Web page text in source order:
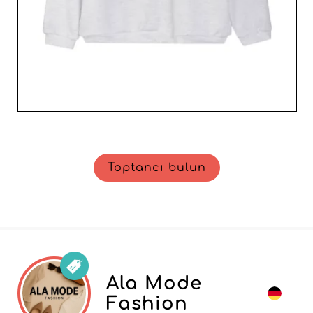
Toptancı bulun
Ala Mode
Fashion